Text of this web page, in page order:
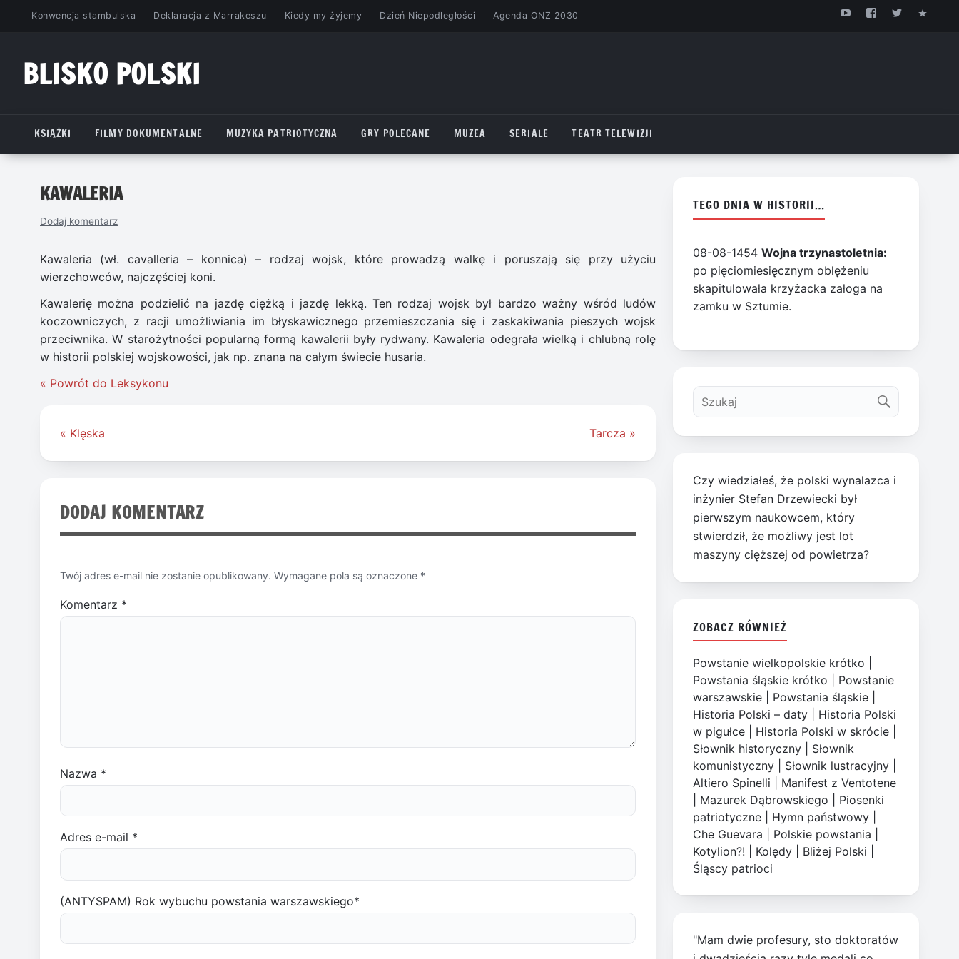
PrzejdźKonwencja stambulska Deklaracja z Marrakeszu Kiedy my żyjemy Dzień Niepodległości Agenda ONZ 2030
BLISKO POLSKI
KSIĄŻKI
FILMY DOKUMENTALNE MUZYKA PATRIOTYCZNA GRY POLECANE MUZEA SERIALE TEATR TELEWIZJI
KAWALERIA
Dodaj komentarz
Kawaleria (wł. cavalleria – konnica) – rodzaj wojsk, które prowadzą walkę i poruszają się przy użyciu
wierzchowców, najczęściej koni.
Kawalerię można podzielić na jazdę ciężką i jazdę lekką. Ten rodzaj wojsk był bardzo ważny wśród ludów
koczowniczych, z racji umożliwiania im błyskawicznego przemieszczania się i zaskakiwania pieszych wojsk
przeciwnika. W starożytności popularną formą kawalerii były rydwany. Kawaleria odegrała wielką i chlubną rolę
w historii polskiej wojskowości, jak np. znana na całym świecie husaria.
« Powrót do Leksykonu
Nawigacja
« Klęska Tarcza »
DODAJ KOMENTARZ
Twój adres e-mail nie zostanie opublikowany. Wymagane pola są oznaczone *
Komentarz *
Nazwa *
Adres e-mail *
(ANTYSPAM) Rok wybuchu powstania warszawskiego*
TEGO DNIA W HISTORII…
08-08-1454Wojna trzynastoletnia:
po pięciomiesięcznym oblężeniu
skapitulowała krzyżacka załoga na
zamku w Sztumie.
Czy wiedziałeś, że polski wynalazca i
inżynier Stefan Drzewiecki był
pierwszym naukowcem, który
stwierdził, że możliwy jest lot
maszyny cięższej od powietrza?
ZOBACZ RÓWNIEŻ
Powstanie wielkopolskie krótko
Powstania śląskie krótko
Powstanie
warszawskie
Powstania śląskie
Historia Polski – daty
Historia Polski
w pigułce
Historia Polski w skrócie
Słownik historyczny
Słownik
komunistyczny
Słownik lustracyjny
Altiero Spinelli
Manifest z Ventotene
Mazurek Dąbrowskiego
Piosenki
patriotyczne
Hymn państwowy
Che Guevara
Polskie powstania
Kotylion?!
Kolędy Bliżej Polski
Śląscy patrioci
"Mam dwie profesury, sto doktoratów